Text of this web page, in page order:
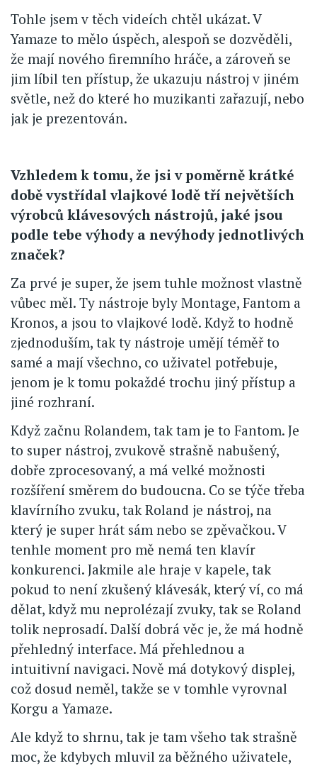
Tohle jsem v těch videích chtěl ukázat. V
Yamaze to mělo úspěch, alespoň se dozvěděli,
že mají nového firemního hráče, a zároveň se
jim líbil ten přístup, že ukazuju nástroj v jiném
světle, než do které ho muzikanti zařazují, nebo
jak je prezentován.
Vzhledem k tomu, že jsi v poměrně krátké
době vystřídal vlajkové lodě tří největších
výrobců klávesových nástrojů, jaké jsou
podle tebe výhody a nevýhody jednotlivých
značek?
Za prvé je super, že jsem tuhle možnost vlastně
vůbec měl. Ty nástroje byly Montage, Fantom a
Kronos, a jsou to vlajkové lodě. Když to hodně
zjednoduším, tak ty nástroje umějí téměř to
samé a mají všechno, co uživatel potřebuje,
jenom je k tomu pokaždé trochu jiný přístup a
jiné rozhraní.
Když začnu Rolandem, tak tam je to Fantom. Je
to super nástroj, zvukově strašně nabušený,
dobře zprocesovaný, a má velké možnosti
rozšíření směrem do budoucna. Co se týče třeba
klavírního zvuku, tak Roland je nástroj, na
který je super hrát sám nebo se zpěvačkou. V
tenhle moment pro mě nemá ten klavír
konkurenci. Jakmile ale hraje v kapele, tak
pokud to není zkušený klávesák, který ví, co má
dělat, když mu neprolézají zvuky, tak se Roland
tolik neprosadí. Další dobrá věc je, že má hodně
přehledný interface. Má přehlednou a
intuitivní navigaci. Nově má dotykový displej,
což dosud neměl, takže se v tomhle vyrovnal
Korgu a Yamaze.
Ale když to shrnu, tak je tam všeho tak strašně
moc, že kdybych mluvil za běžného uživatele,